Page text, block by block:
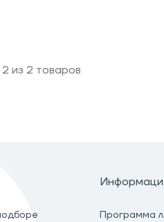
2 из 2 товаров
Программа